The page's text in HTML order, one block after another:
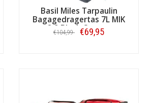
en kleine
en zoveel
Basil Miles Tarpaulin
Bagagedragertas 7L MIK
2.0 Black Orange
€104,99 €69,95